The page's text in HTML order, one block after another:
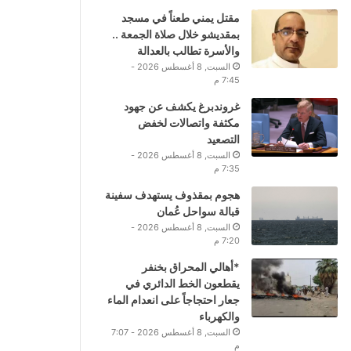
مقتل يمني طعناً في مسجد
بمقديشو خلال صلاة الجمعة ..
والأسرة تطالب بالعدالة
السبت, 8 أغسطس 2026 -
7:45 م
غروندبرغ يكشف عن جهود
مكثفة واتصالات لخفض
التصعيد
السبت, 8 أغسطس 2026 -
7:35 م
هجوم بمقذوف يستهدف سفينة
قبالة سواحل عُمان
السبت, 8 أغسطس 2026 -
7:20 م
*أهالي المحراق بخنفر
يقطعون الخط الدائري في
جعار احتجاجاً على انعدام الماء
والكهرباء
السبت, 8 أغسطس 2026 - 7:07
م